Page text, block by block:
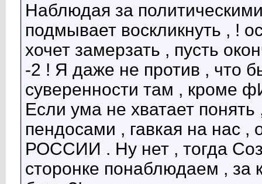
Наблюдая за
подмывает воскликнуть , !
хочет замерзать , пусть
-2 ! Я даже не против , что
суверенности там ,
Если ума не хватает
пендосами , гавкая на нас ,
РОССИИ . Ну нет , тогда
сторонке понаблюдаем , за